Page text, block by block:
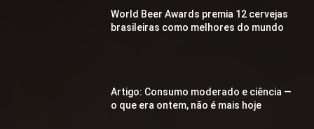
World Beer Awards premia 12 cervejas
brasileiras como melhores do mundo
Artigo: Consumo moderado e ciência —
o que era ontem, não é mais hoje